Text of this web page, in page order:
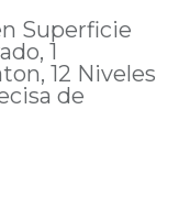
Superficie
1
12 Niveles
de